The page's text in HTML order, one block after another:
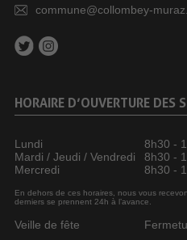
commune@collombey-
HORAIRE D’OUVERTURE DES
Lundi
8h30 -
Mardi / Jeudi / Vendredi
8h30 -
Mercredi
8h30 -
En dehors de ces horaires, nous vous
derniers se prennent 24h à l’avance.
Veille de fête